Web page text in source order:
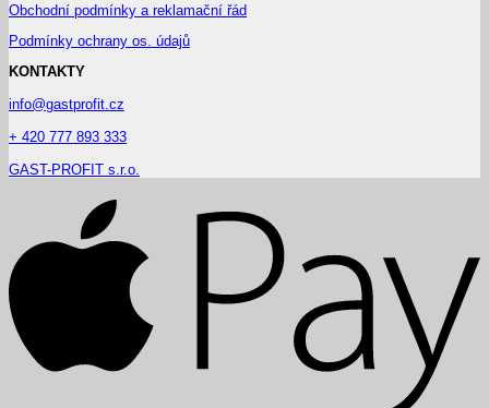
Obchodní podmínky a reklamační řád
Podmínky ochrany os. údajů
KONTAKTY
info@gastprofit.cz
+ 420 777 893 333
GAST-PROFIT s.r.o.